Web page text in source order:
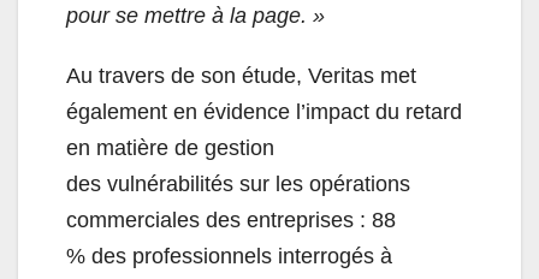
pour se mettre à la page. »
Au travers de son étude, Veritas met
également en évidence l’impact du retard
en matière de gestion
des vulnérabilités sur les opérations
commerciales des entreprises : 88
% des professionnels interrogés à